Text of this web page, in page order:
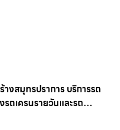
งสมุทรปราการ บริการรถ
รถเครนรายวันและรถ